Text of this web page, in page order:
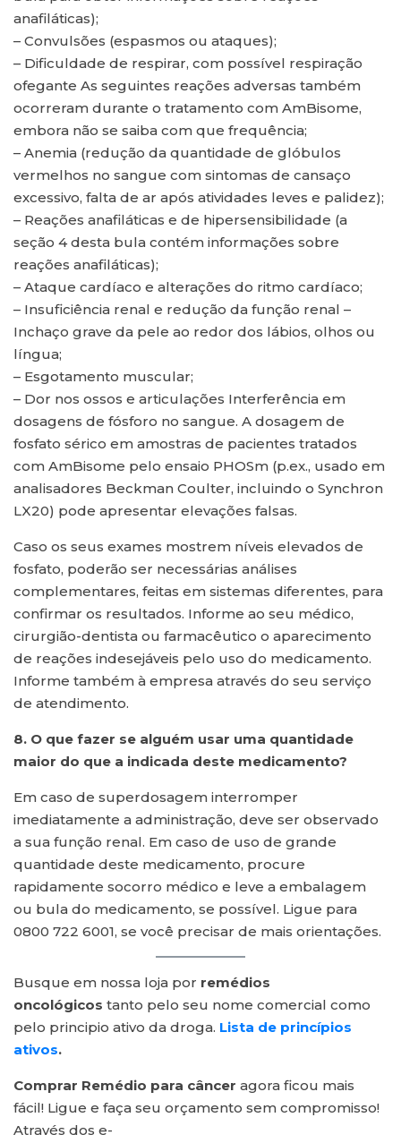
anafiláticas);
– Convulsões (espasmos ou ataques);
– Dificuldade de respirar, com possível respiração
ofegante As seguintes reações adversas também
ocorreram durante o tratamento com AmBisome,
embora não se saiba com que frequência;
– Anemia (redução da quantidade de glóbulos
vermelhos no sangue com sintomas de cansaço
excessivo, falta de ar após atividades leves e palidez);
– Reações anafiláticas e de hipersensibilidade (a
seção 4 desta bula contém informações sobre
reações anafiláticas);
– Ataque cardíaco e alterações do ritmo cardíaco;
– Insuficiência renal e redução da função renal –
Inchaço grave da pele ao redor dos lábios, olhos ou
língua;
– Esgotamento muscular;
– Dor nos ossos e articulações Interferência em
dosagens de fósforo no sangue. A dosagem de
fosfato sérico em amostras de pacientes tratados
com AmBisome pelo ensaio PHOSm (p.ex., usado em
analisadores Beckman Coulter, incluindo o Synchron
LX20) pode apresentar elevações falsas.
Caso os seus exames mostrem níveis elevados de
fosfato, poderão ser necessárias análises
complementares, feitas em sistemas diferentes, para
confirmar os resultados. Informe ao seu médico,
cirurgião-dentista ou farmacêutico o aparecimento
de reações indesejáveis pelo uso do medicamento.
Informe também à empresa através do seu serviço
de atendimento.
8. O que fazer se alguém usar uma quantidade
maior do que a indicada deste medicamento?
Em caso de superdosagem interromper
imediatamente a administração, deve ser observado
a sua função renal. Em caso de uso de grande
quantidade deste medicamento, procure
rapidamente socorro médico e leve a embalagem
ou bula do medicamento, se possível. Ligue para
0800 722 6001, se você precisar de mais orientações.
Busque em nossa loja por remédios
oncológicos tanto pelo seu nome comercial como
pelo principio ativo da droga. Lista de princípios
ativos.
Comprar Remédio para câncer agora ficou mais
fácil! Ligue e faça seu orçamento sem compromisso!
Através dos e-